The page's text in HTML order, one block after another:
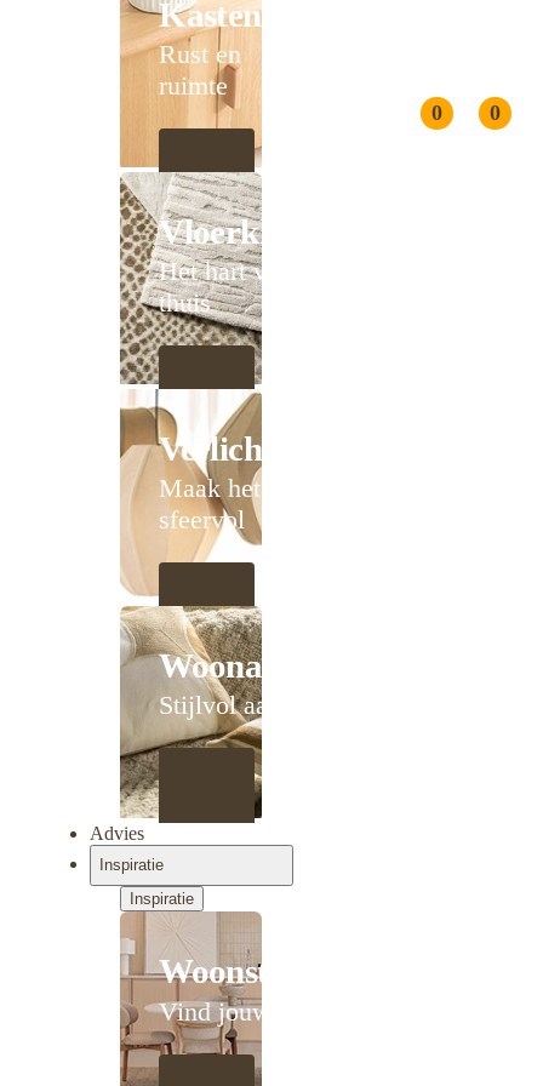
0 0
Kasten
Rust en
ruimte
Vloerkleden
Het hart van
thuis
Verlichting
Maak het
sfeervol
Woonaccessoires
Stijlvol aanschuiven
Advies
Inspiratie
Inspiratie
Woonstijlen
Vind jouw stijl